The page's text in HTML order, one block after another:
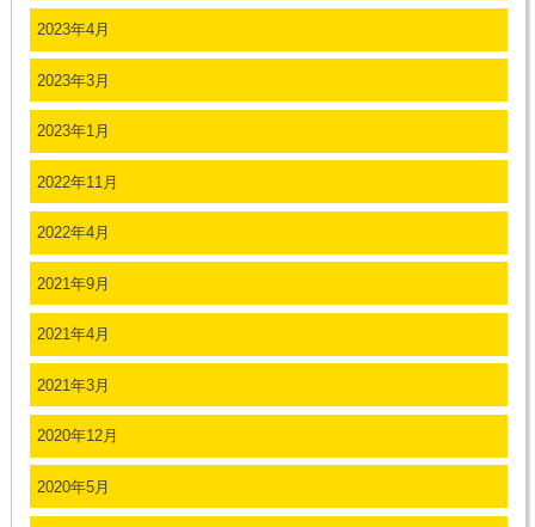
2023年4月
2023年3月
2023年1月
2022年11月
2022年4月
2021年9月
2021年4月
2021年3月
2020年12月
2020年5月